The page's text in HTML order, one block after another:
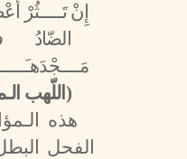
إِنْ تَـــــثُرْ
الضّادُ
(اللّهب
هذه
الفحل